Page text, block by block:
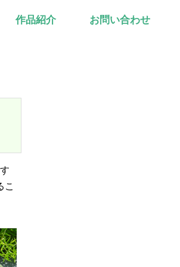
作品紹介 お問い合わせ
こ